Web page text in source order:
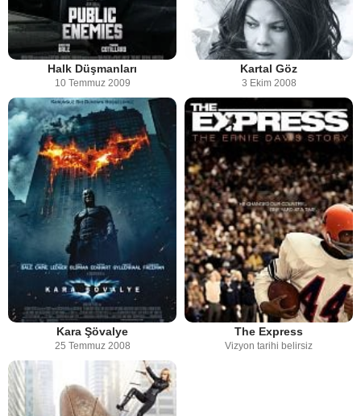
Halk Düşmanları
10 Temmuz 2009
Kartal Göz
3 Ekim 2008
Kara Şövalye
25 Temmuz 2008
The Express
Vizyon tarihi belirsiz